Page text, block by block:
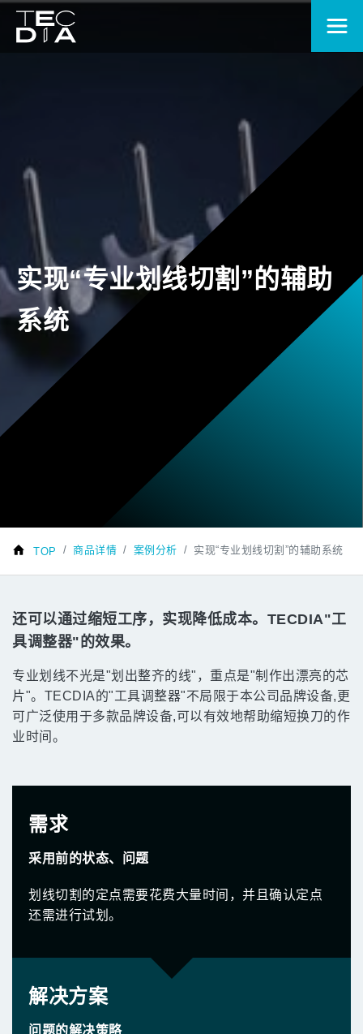
实现“专业划线切割”的辅助
系统
TOP 商品详情 案例分析 实现“专业划线切割”的辅助系统
还可以通过缩短工序，实现降低成本。TECDIA"工
具调整器"的效果。
专业划线不光是"划出整齐的线"，重点是"制作出漂亮的芯
片"。TECDIA的"工具调整器"不局限于本公司品牌设备,更
可广泛使用于多款品牌设备,可以有效地帮助缩短换刀的作
业时间。
需求
采用前的状态、问题
划线切割的定点需要花费大量时间，并且确认定点
还需进行试划。
解决方案
问题的解决策略